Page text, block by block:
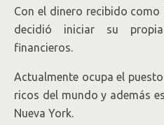
Con el dinero recibido
decidió iniciar su
financieros.
Actualmente ocupa el
ricos del mundo y además
Nueva York.